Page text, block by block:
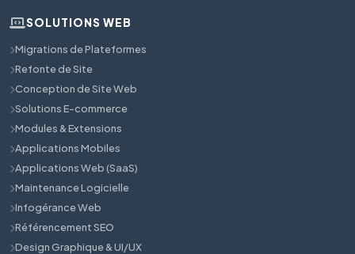
SOLUTIONS WEB
Migrations de Plateformes
Refonte de Site
Conception de Site Web
Solutions E-commerce
Modules & Extensions
Applications Mobiles
Applications Web (SaaS)
Maintenance Logicielle
Infogérance Web
Référencement SEO
Design Graphique & UI/UX